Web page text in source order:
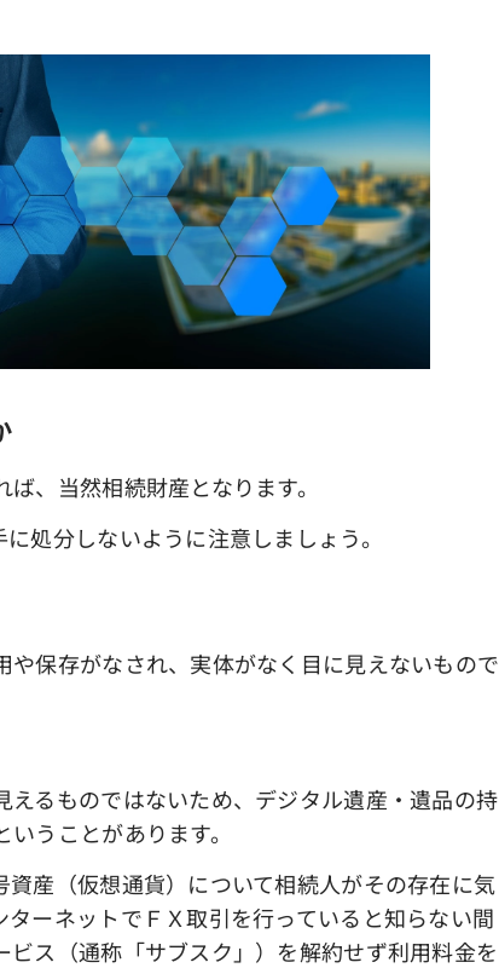
、当然相続財産となります。
処分しないように注意しましょう。
保存がなされ、実体がなく目に見えないもので
るものではないため、デジタル遺産・遺品の持
うことがあります。
産（仮想通貨）について相続人がその存在に気
ーネットでＦＸ取引を行っていると知らない間
ス（通称「サブスク」）を解約せず利用料金を